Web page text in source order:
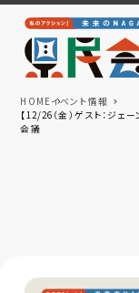
HOMEイベント情報
【12/26（金）ゲスト：ジェ
会議